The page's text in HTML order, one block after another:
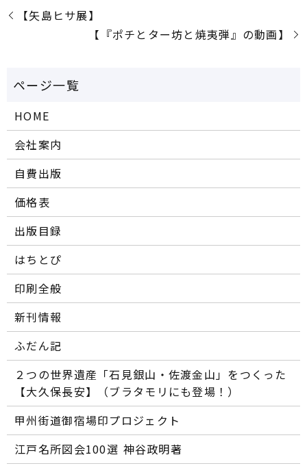
【矢島ヒサ展】
【『ポチとター坊と焼夷弾』の動画】
HOME
会社案内
自費出版
価格表
出版目録
はちとぴ
印刷全般
新刊情報
ふだん記
２つの世界遺産「石見銀山・佐渡金山」をつくった
【大久保長安】（ブラタモリにも登場！）
甲州街道御宿場印プロジェクト
江戸名所図会100選―― 神谷政明著